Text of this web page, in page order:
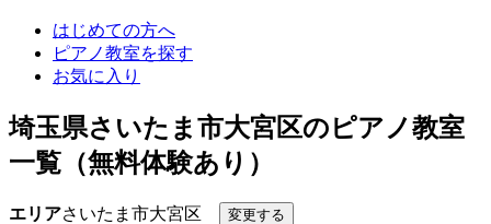
はじめての方へ
ピアノ教室を探す
お気に入り
埼玉県さいたま市大宮区のピアノ教室
一覧（無料体験あり）
エリアさいたま市大宮区